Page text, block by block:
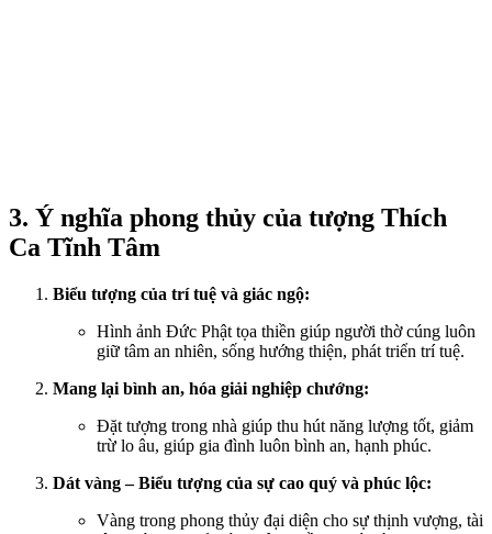
3. Ý nghĩa phong thủy của tượng Thích
Ca Tĩnh Tâm
Biểu tượng của trí tuệ và giác ngộ:
Hình ảnh Đức Phật tọa thiền giúp người thờ cúng luôn
giữ tâm an nhiên, sống hướng thiện, phát triển trí tuệ.
Mang lại bình an, hóa giải nghiệp chướng:
Đặt tượng trong nhà giúp thu hút năng lượng tốt, giảm
trừ lo âu, giúp gia đình luôn bình an, hạnh phúc.
Dát vàng – Biểu tượng của sự cao quý và phúc lộc:
Vàng trong phong thủy đại diện cho sự thịnh vượng, tài